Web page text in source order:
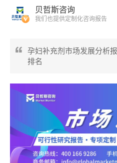
贝哲斯咨询
我们也提供定制化咨询报告
孕妇补充剂市场发展分析
排名